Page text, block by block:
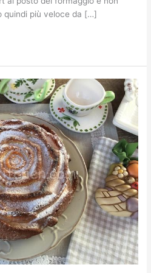
quindi più veloce da […]